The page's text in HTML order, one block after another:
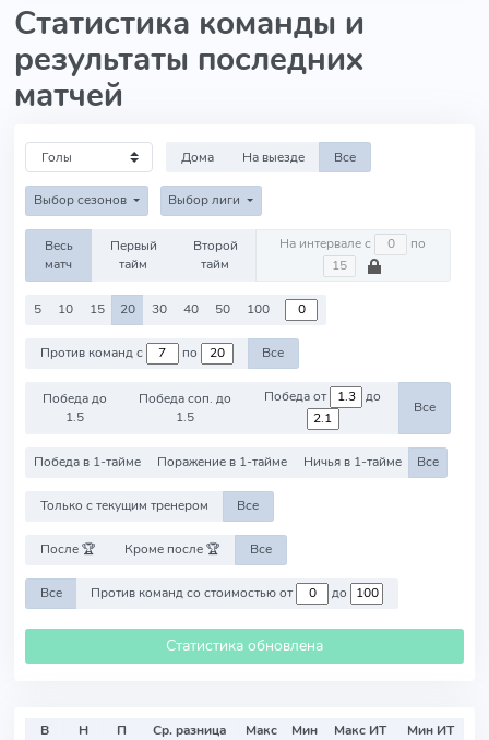
Статистика команды и
результаты последних
матчей
Дома На выезде Все
Выбор сезонов Выбор лиги
Весь
матч
Первый
тайм
Второй
тайм
На интервале с по
5 10 15 20 30 40 50 100
Против команд с по Все
Победа до
1.5
Победа соп. до
1.5
Победа от до
Все
Победа в 1-тайме Поражение в 1-тайме Ничья в 1-тайме Все
Только с текущим тренером Все
После 🏆 Кроме после 🏆 Все
Все Против команд со стоимостью от до
Статистика обновлена
В Н П Ср. разница Макс Мин Макс ИТ
Мин ИТ